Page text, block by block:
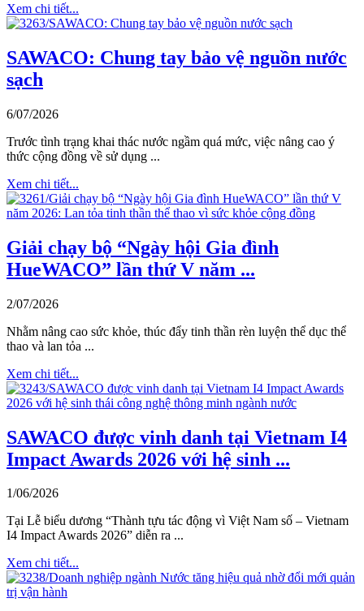
Xem chi tiết...
SAWACO: Chung tay bảo vệ nguồn nước
sạch
6/07/2026
Trước tình trạng khai thác nước ngầm quá mức, việc nâng cao ý
thức cộng đồng về sử dụng ...
Xem chi tiết...
Giải chạy bộ “Ngày hội Gia đình
HueWACO” lần thứ V năm ...
2/07/2026
Nhằm nâng cao sức khỏe, thúc đẩy tinh thần rèn luyện thể dục thể
thao và lan tỏa ...
Xem chi tiết...
SAWACO được vinh danh tại Vietnam I4
Impact Awards 2026 với hệ sinh ...
1/06/2026
Tại Lễ biểu dương “Thành tựu tác động vì Việt Nam số – Vietnam
I4 Impact Awards 2026” diễn ra ...
Xem chi tiết...